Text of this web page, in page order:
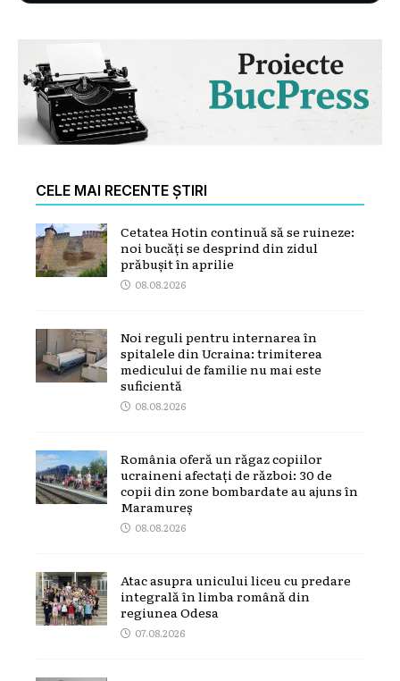
CELE MAI RECENTE ȘTIRI
Cetatea Hotin continuă să se ruineze:
noi bucăți se desprind din zidul
prăbușit în aprilie
08.08.2026
Noi reguli pentru internarea în
spitalele din Ucraina: trimiterea
medicului de familie nu mai este
suficientă
08.08.2026
România oferă un răgaz copiilor
ucraineni afectați de război: 30 de
copii din zone bombardate au ajuns în
Maramureș
08.08.2026
Atac asupra unicului liceu cu predare
integrală în limba română din
regiunea Odesa
07.08.2026